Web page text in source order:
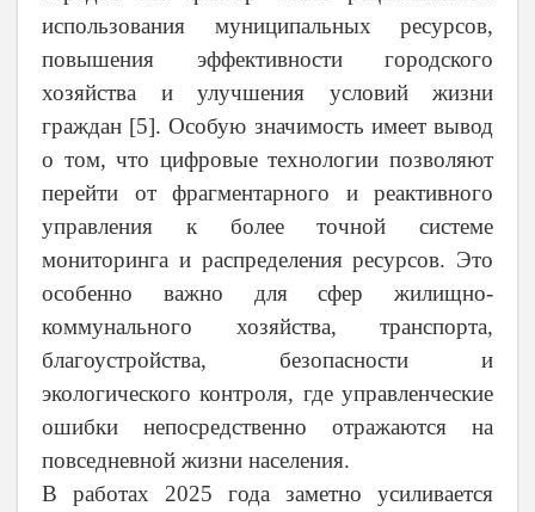
использования муниципальных ресурсов,
повышения эффективности городского
хозяйства и улучшения условий жизни
граждан [5]. Особую значимость имеет вывод
о том, что цифровые технологии позволяют
перейти от фрагментарного и реактивного
управления к более точной системе
мониторинга и распределения ресурсов. Это
особенно важно для сфер жилищно-
коммунального хозяйства, транспорта,
благоустройства, безопасности и
экологического контроля, где управленческие
ошибки непосредственно отражаются на
повседневной жизни населения.
В работах 2025 года заметно усиливается